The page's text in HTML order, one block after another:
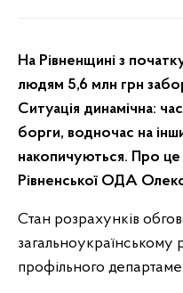
На Рівненщині з
людям 5,6 млн грн
Ситуація динамічна:
борги, водночас на
накопичуються. Про це
Рівненської ОДА
Стан розрахунків
загальноукраїнському
профільного